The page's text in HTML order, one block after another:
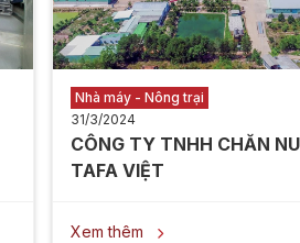
Nhà máy - Nông trại
31/3/2024
CÔNG TY TNHH CHĂN
TAFA VIỆT
Xem thêm 